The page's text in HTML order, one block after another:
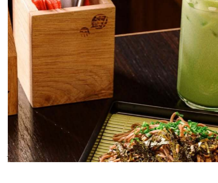
Длуга Плихади. Фото: Яндекс.Карты
Итальянская, 19
В заведение не приходят случайные гости: чтобы
отыскать ресторан, нужно пройти через
цветочный магазин. В интерьере много зелени,
витражи в пол и деревянные резные скамьи. Кухня,
с одной стороны, отражает азиатские традиции,
с другой — адаптирована под европейского
посетителя. Вы можете столкнуться с очередью
на входе, но такова судьба всех «секретных» мест
города. Обязательно попробуйте традиционный
китайский десерт тан юань и цветные димсамы.